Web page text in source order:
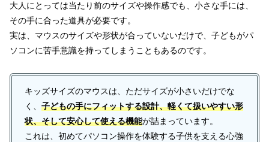
大人にとっては当たり前のサイズや操作感でも、小さな手には、
その手に合った道具が必要です。
実は、マウスのサイズや形状が合っていないだけで、子どもがパ
ソコンに苦手意識を持ってしまうこともあるのです。
キッズサイズのマウスは、ただサイズが小さいだけでな
く、 子どもの手にフィットする設計、軽くて扱いやすい形
状、そして安心して使える機能が詰まっています。
これは、初めてパソコン操作を体験する子供を支える心強